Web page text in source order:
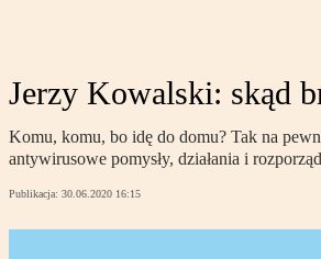
Jerzy Kowalski: skąd
Komu, komu, bo idę do domu? Tak na
antywirusowe pomysły, działania i
Publikacja: 30.06.2020 16:15